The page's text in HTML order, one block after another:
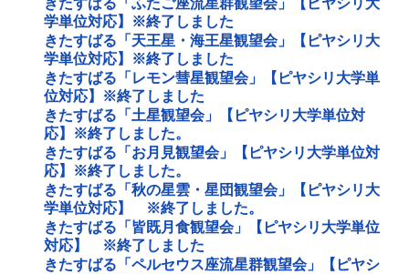
きたすばる「ふたご座流星群観望会」【ピヤシリ大
学単位対応】※終了しました
きたすばる「天王星・海王星観望会」【ピヤシリ大
学単位対応】※終了しました
きたすばる「レモン彗星観望会」【ピヤシリ大学単
位対応】※終了しました
きたすばる「土星観望会」【ピヤシリ大学単位対
応】※終了しました。
きたすばる「お月見観望会」【ピヤシリ大学単位対
応】※終了しました。
きたすばる「秋の星雲・星団観望会」【ピヤシリ大
学単位対応】 ※終了しました。
きたすばる「皆既月食観望会」【ピヤシリ大学単位
対応】 ※終了しました
きたすばる「ペルセウス座流星群観望会」【ピヤシ